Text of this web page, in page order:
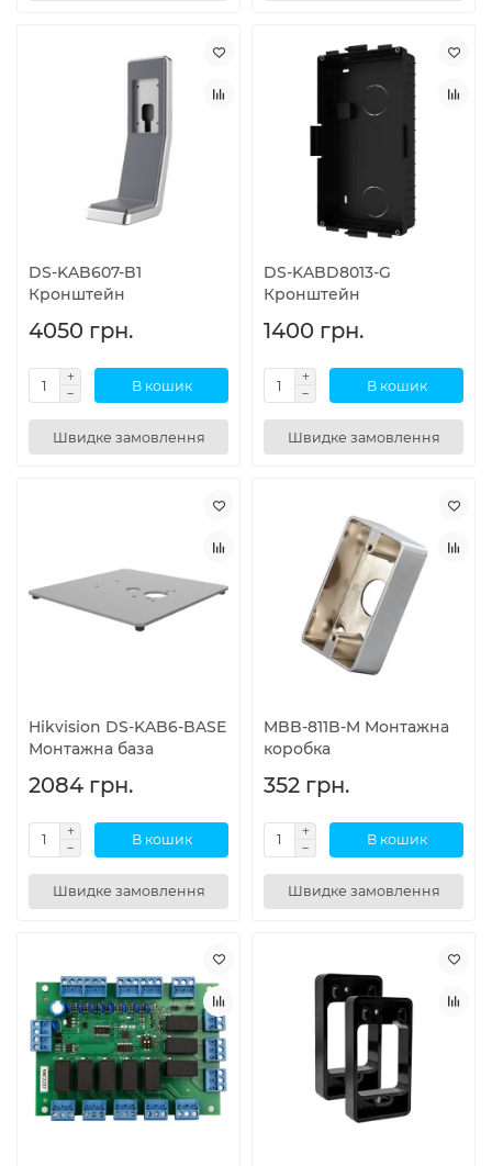
DS-KAB607-B1
Кронштейн
4050 грн.
В кошик
Швидке замовлення
DS-KABD8013-G
Кронштейн
1400 грн.
В кошик
Швидке замовлення
Hikvision DS-KAB6-BASE
Монтажна база
2084 грн.
В кошик
Швидке замовлення
MBB-811B-M Монтажна
коробка
352 грн.
В кошик
Швидке замовлення